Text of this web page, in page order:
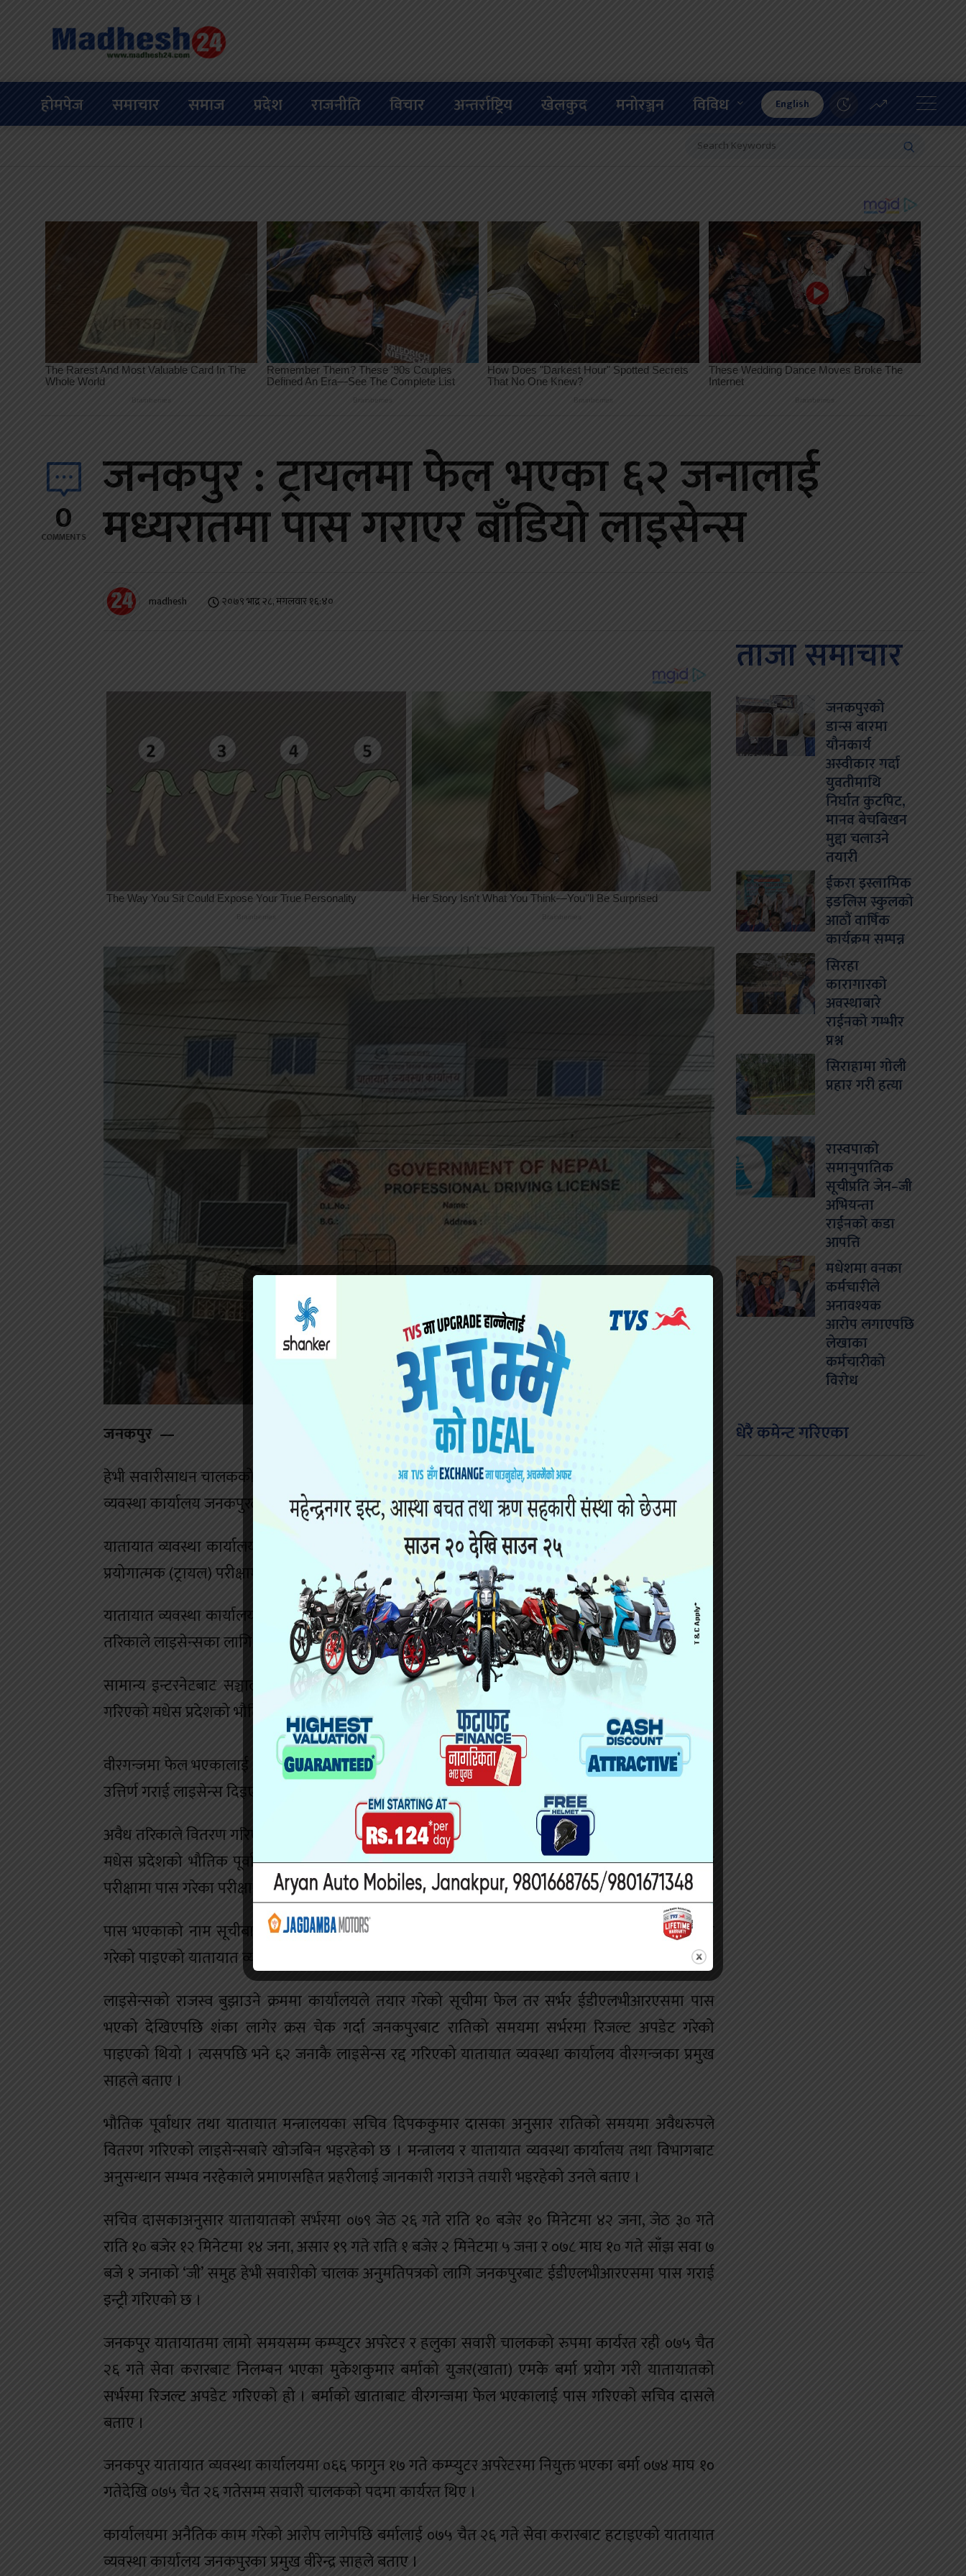
होमपेज समाचार समाज प्रदेश राजनीति विचार अन्तर्राष्ट्रिय खेलकुद मनोरञ्जन विविध English
0
COMMENTS
जनकपुर : ट्रायलमा फेल भएका ६२ जनालाई
मध्यरातमा पास गराएर बाँडियो लाइसेन्स
madhesh २०७९ भाद्र २८, मंगलवार १६:४०
जनकपुर —
हेभी सवारीसाधन चालकको परीक्षामा यातायात व्यवस्था कार्यालय वीरगन्जमा फेल भएका ६२ जनालाई यातायात
व्यवस्था कार्यालय जनकपुरले मध्यरातमा पास देखाएर लाइसेन्स बाँडिएको खुलासा भएको छ ।
यातायात व्यवस्था कार्यालय वीरगन्जमा ‘जी’ समूह अर्थात हेभी सवारीको चालक अनुमतिपत्रका लागि फारम भरेर
प्रयोगात्मक (ट्रायल) परीक्षामा फेल भएका ६२ जनालाई जनकपुरबाट मध्यराति पास देखाइएको हो ।
यातायात व्यवस्था कार्यालय जनकपुरबाट ३ वर्षअघि निलम्बन भएका कर्मचारीको यूजर (खाता) प्रयोग गरेर अवैध
तरिकाले लाइसेन्सका लागि पास देखाइएको छ ।
सामान्य इन्टरनेटबाट सञ्चालन नहुने यातायात सर्भरको ईडीएलभीआरएस सफ्टवेयरमा मध्यराति रिजल्ट अपडेट
गरिएको मधेस प्रदेशको भौतिक पूर्वाधर विकास मन्त्रालयले जनाएको छ ।
वीरगन्जमा फेल भएकालाई रातिको समयमा जनकपुर कार्यालयबाट सर्भरमा सवारी चालकको लाइसेन्स परीक्षामा
उत्तिर्ण गराई लाइसेन्स दिइएको छ ।
अवैध तरिकाले वितरण गरिएको लाइसेन्सबारे यातायात व्यवस्था कार्यालय जनकपुरले यातायात व्यवस्था विभाग र
मधेस प्रदेशको भौतिक पूर्वाधार विकास मन्त्रालयलाई जानकारी गराएको छ । वीरगन्ज कार्यालयले प्रयोगात्मक
परीक्षामा पास गरेका परीक्षार्थीको सूची तयार गरेको थियो ।
पास भएकाको नाम सूचीबाट लाइसेन्सका लागि राजस्व बुझ्ने क्रममा अवैध रुपले फेल भएकालाई सर्भरमा पास
गरेको पाइएको यातायात व्यवस्था कार्यालय वीरगन्जका प्रमुख सुशील साहले बताए ।
लाइसेन्सको राजस्व बुझाउने क्रममा कार्यालयले तयार गरेको सूचीमा फेल तर सर्भर ईडीएलभीआरएसमा पास
भएको देखिएपछि शंका लागेर क्रस चेक गर्दा जनकपुरबाट रातिको समयमा सर्भरमा रिजल्ट अपडेट गरेको
पाइएको थियो । त्यसपछि भने ६२ जनाकै लाइसेन्स रद्द गरिएको यातायात व्यवस्था कार्यालय वीरगन्जका प्रमुख
साहले बताए ।
भौतिक पूर्वाधार तथा यातायात मन्त्रालयका सचिव दिपककुमार दासका अनुसार रातिको समयमा अवैधरुपले
वितरण गरिएको लाइसेन्सबारे खोजबिन भइरहेको छ । मन्त्रालय र यातायात व्यवस्था कार्यालय तथा विभागबाट
अनुसन्धान सम्भव नरहेकाले प्रमाणसहित प्रहरीलाई जानकारी गराउने तयारी भइरहेको उनले बताए ।
सचिव दासकाअनुसार यातायातको सर्भरमा ०७९ जेठ २६ गते राति १० बजेर १० मिनेटमा ४२ जना, जेठ ३० गते
राति १० बजेर १२ मिनेटमा १४ जना, असार १९ गते राति १ बजेर २ मिनेटमा ५ जना र ०७८ माघ १० गते साँझ सवा ७
बजे १ जनाको ‘जी’ समुह हेभी सवारीको चालक अनुमतिपत्रको लागि जनकपुरबाट ईडीएलभीआरएसमा पास गराई
इन्ट्री गरिएको छ ।
जनकपुर यातायातमा लामो समयसम्म कम्प्युटर अपरेटर र हलुका सवारी चालकको रुपमा कार्यरत रही ०७५ चैत
२६ गते सेवा करारबाट निलम्बन भएका मुकेशकुमार बर्माको युजर(खाता) एमके बर्मा प्रयोग गरी यातायातको
सर्भरमा रिजल्ट अपडेट गरिएको हो । बर्माको खाताबाट वीरगन्जमा फेल भएकालाई पास गरिएको सचिव दासले
बताए ।
जनकपुर यातायात व्यवस्था कार्यालयमा ०६६ फागुन १७ गते कम्प्युटर अपरेटरमा नियुक्त भएका बर्मा ०७४ माघ १०
गतेदेखि ०७५ चैत २६ गतेसम्म सवारी चालकको पदमा कार्यरत थिए ।
कार्यालयमा अनैतिक काम गरेको आरोप लागेपछि बर्मालाई ०७५ चैत २६ गते सेवा करारबाट हटाइएको यातायात
व्यवस्था कार्यालय जनकपुरका प्रमुख वीरेन्द्र साहले बताए ।
ताजा समाचार
जनकपुरको
डान्स बारमा
यौनकार्य
अस्वीकार गर्दा
युवतीमाथि
निर्घात कुटपिट,
मानव बेचबिखन
मुद्दा चलाउने
तयारी
ईकरा इस्लामिक
इङलिस स्कुलको
आठौं वार्षिक
कार्यक्रम सम्पन्न
सिरहा
कारागारको
अवस्थाबारे
राईनको गम्भीर
प्रश्न
सिराहामा गोली
प्रहार गरी हत्या
रास्वपाको
समानुपातिक
सूचीप्रति जेन–जी
अभियन्ता
राईनको कडा
आपत्ति
मधेशमा वनका
कर्मचारीले
अनावश्यक
आरोप लगाएपछि
लेखाका
कर्मचारीको
विरोध
धेरै कमेन्ट गरिएका